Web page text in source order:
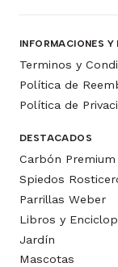
INFORMACIONES
Terminos y
Política de
Política de
DESTACADOS
Carbón Premium
Spiedos
Parrillas Weber
Libros y
Jardín
Mascotas